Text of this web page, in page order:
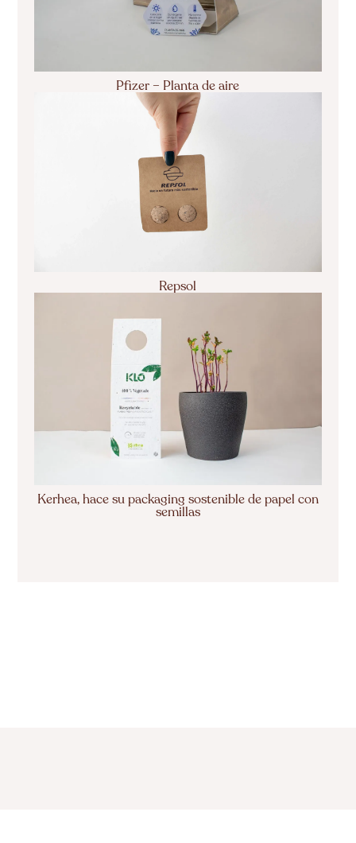
Pfizer – Planta de aire
Repsol
Kerhea, hace su packaging sostenible de papel con
semillas